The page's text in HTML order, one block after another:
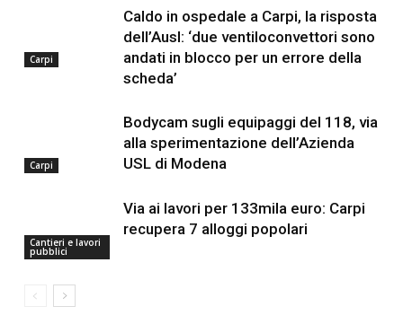
Carpi
Caldo in ospedale a Carpi, la risposta
dell’Ausl: ‘due ventiloconvettori sono
andati in blocco per un errore della
scheda’
Carpi
Bodycam sugli equipaggi del 118, via
alla sperimentazione dell’Azienda
USL di Modena
Cantieri e lavori
pubblici
Via ai lavori per 133mila euro: Carpi
recupera 7 alloggi popolari